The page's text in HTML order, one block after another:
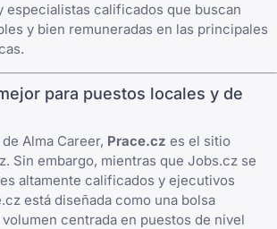
especialistas calificados que buscan
y bien remuneradas en las principales
para puestos locales y de
Alma Career, Prace.cz es el sitio
Sin embargo, mientras que Jobs.cz se
altamente calificados y ejecutivos
está diseñada como una bolsa
centrada en puestos de nivel